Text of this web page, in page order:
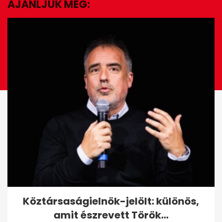
EZ IS ÉRDEKELHET
Videón bukott le Orbán
Szerbiában: egy híres
AJÁNLJUK MÉG:
Köztársaságielnök-jelölt: különös,
amit észrevett Török...